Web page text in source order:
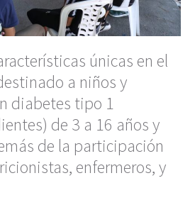
únicas en el
a niños y
diabetes tipo 1
de 3 a 16 años y
de la participación
enfermeros, y